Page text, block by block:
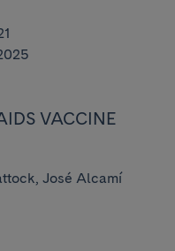
VACCINE
José Alcamí